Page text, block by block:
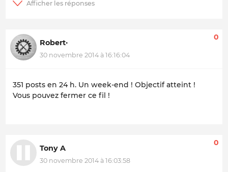
Robert·
30 novembre 2014 à 16:16:04
0
351 posts en 24 h. Un week-end ! Objectif atteint !
Vous pouvez fermer ce fil !
Tony A
30 novembre 2014 à 16:03:58
0